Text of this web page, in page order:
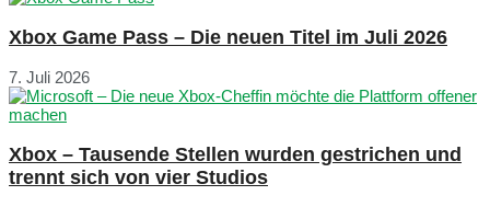
Xbox Game Pass – Die neuen Titel im Juli 2026
7. Juli 2026
Xbox – Tausende Stellen wurden gestrichen und
trennt sich von vier Studios